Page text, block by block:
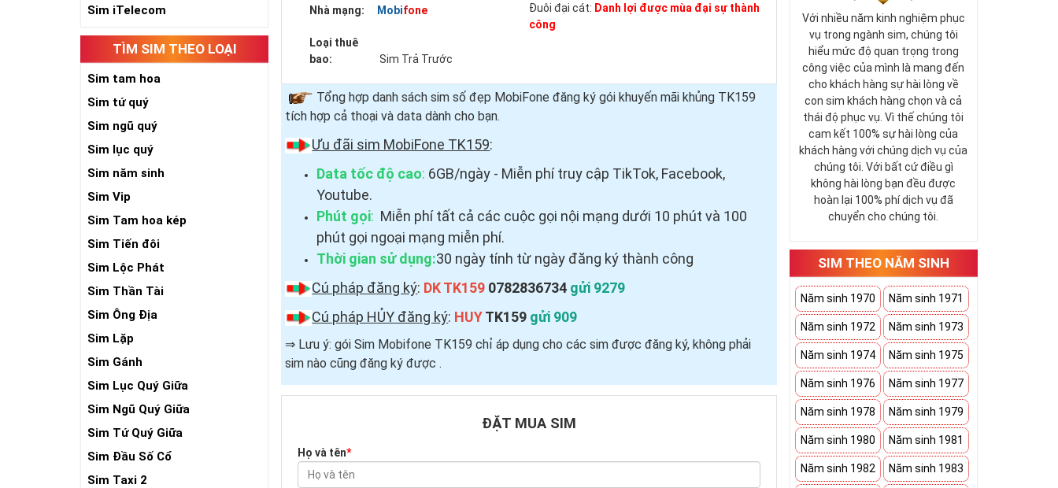
Sim iTelecom
TÌM SIM THEO LOẠI
Sim tam hoa
Sim tứ quý
Sim ngũ quý
Sim lục quý
Sim năm sinh
Sim Vip
Sim Tam hoa kép
Sim Tiến đôi
Sim Lộc Phát
Sim Thần Tài
Sim Ông Địa
Sim Lặp
Sim Gánh
Sim Lục Quý Giữa
Sim Ngũ Quý Giữa
Sim Tứ Quý Giữa
Sim Đầu Số Cổ
Sim Taxi 2
Nhà mạng: Mobifone
Loại thuê
bao:
Sim Trả Trước
Đuôi đại cát: Danh lợi được mùa đại sự thành
công
Tổng hợp danh sách sim số đẹp MobiFone đăng ký gói khuyến mãi khủng TK159
tích hợp cả thoại và data dành cho bạn.
Ưu đãi sim MobiFone TK159:
Data tốc độ cao: 6GB/ngày - Miễn phí truy cập TikTok, Facebook,
Youtube.
Phút gọi: Miễn phí tất cả các cuộc gọi nội mạng dưới 10 phút và 100
phút gọi ngoại mạng miễn phí.
Thời gian sử dụng:30 ngày tính từ ngày đăng ký thành công
Cú pháp đăng ký: DK TK159 0782836734 gửi 9279
Cú pháp HỦY đăng ký: HUYTK159 gửi 909
⇒ Lưu ý: gói Sim Mobifone TK159 chỉ áp dụng cho các sim được đăng ký, không phải
sim nào cũng đăng ký được ​.
ĐẶT MUA SIM
Họ và tên*
Với nhiều năm kinh nghiệm phục
vụ trong ngành sim, chúng tôi
hiểu mức độ quan trọng trong
công việc của mình là mang đến
cho khách hàng sự hài lòng về
con sim khách hàng chọn và cả
thái độ phục vụ. Vì thế chúng tôi
cam kết 100% sự hài lòng của
khách hàng với chúng dịch vụ của
chúng tôi. Với bất cứ điều gì
không hài lòng bạn đều được
hoàn lại 100% phí dịch vụ đã
chuyển cho chúng tôi.
SIM THEO NĂM SINH
Năm sinh 1970 Năm sinh 1971
Năm sinh 1972 Năm sinh 1973
Năm sinh 1974 Năm sinh 1975
Năm sinh 1976 Năm sinh 1977
Năm sinh 1978 Năm sinh 1979
Năm sinh 1980 Năm sinh 1981
Năm sinh 1982 Năm sinh 1983